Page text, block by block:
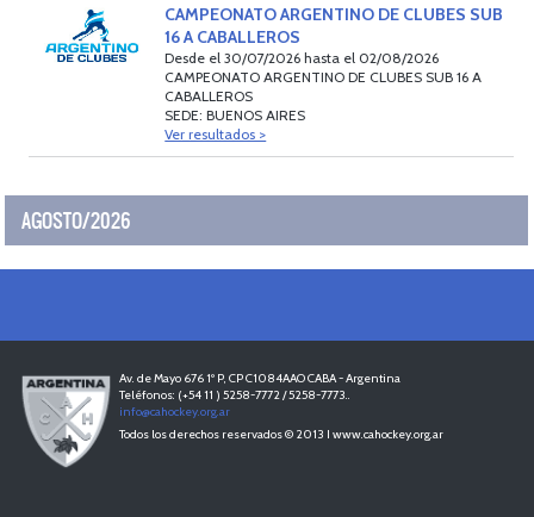
CAMPEONATO ARGENTINO DE CLUBES SUB
16 A CABALLEROS
Desde el 30/07/2026 hasta el 02/08/2026
CAMPEONATO ARGENTINO DE CLUBES SUB 16 A
CABALLEROS
SEDE: BUENOS AIRES
Ver resultados >
AGOSTO/2026
Av. de Mayo 676 1º P, CP C1084AAO CABA - Argentina
Teléfonos: (+54 11 ) 5258-7772 / 5258-7773..
info@cahockey.org.ar
Todos los derechos reservados © 2013 I www.cahockey.org.ar